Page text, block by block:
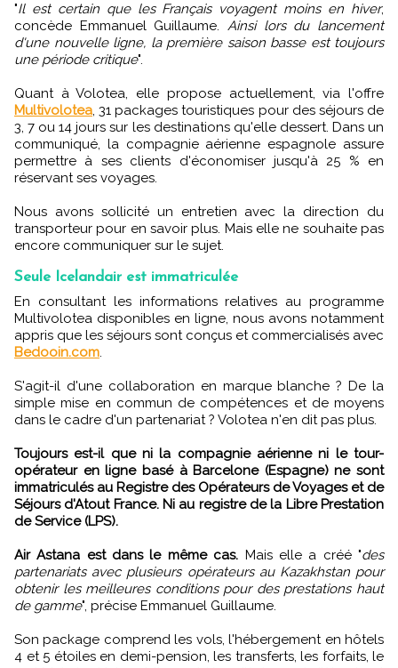
"Il est certain que les Français voyagent moins en hiver,
concède Emmanuel Guillaume. Ainsi lors du lancement
d'une nouvelle ligne, la première saison basse est toujours
une période critique".
Quant à Volotea, elle propose actuellement, via l'offre
Multivolotea, 31 packages touristiques pour des séjours de
3, 7 ou 14 jours sur les destinations qu'elle dessert. Dans un
communiqué, la compagnie aérienne espagnole assure
permettre à ses clients d'économiser jusqu'à 25 % en
réservant ses voyages.
Nous avons sollicité un entretien avec la direction du
transporteur pour en savoir plus. Mais elle ne souhaite pas
encore communiquer sur le sujet.
Seule Icelandair est immatriculée
En consultant les informations relatives au programme
Multivolotea disponibles en ligne, nous avons notamment
appris que les séjours sont conçus et commercialisés avec
Bedooin.com.
S'agit-il d'une collaboration en marque blanche ? De la
simple mise en commun de compétences et de moyens
dans le cadre d'un partenariat ? Volotea n'en dit pas plus.
Toujours est-il que ni la compagnie aérienne ni le tour-
opérateur en ligne basé à Barcelone (Espagne) ne sont
immatriculés au Registre des Opérateurs de Voyages et de
Séjours d'Atout France. Ni au registre de la Libre Prestation
de Service (LPS).
Air Astana est dans le même cas. Mais elle a créé "des
partenariats avec plusieurs opérateurs au Kazakhstan pour
obtenir les meilleures conditions pour des prestations haut
de gamme", précise Emmanuel Guillaume.
Son package comprend les vols, l'hébergement en hôtels
4 et 5 étoiles en demi-pension, les transferts, les forfaits, le